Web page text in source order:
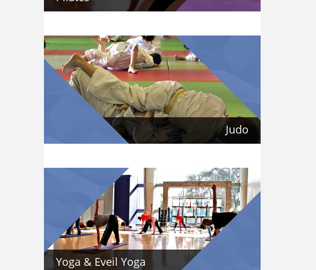
Judo
Yoga & Eveil Yoga